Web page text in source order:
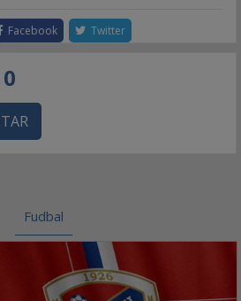
Facebook Twitter
0
Fudbal